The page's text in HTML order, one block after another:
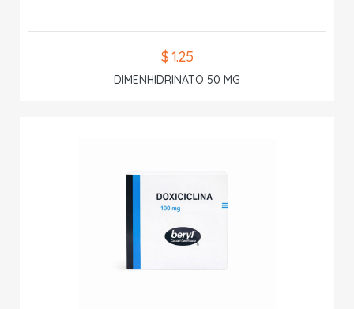
$ 1.25
DIMENHIDRINATO 50 MG